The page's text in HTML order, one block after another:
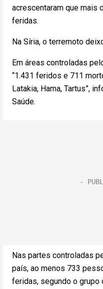
acrescentaram que mais
feridas.
Na Síria, o terremoto
Em áreas controladas
“1.431 feridos e 711
Latakia, Hama, Tartus”,
Saúde.
Nas partes controladas
país, ao menos 733
feridas, segundo o